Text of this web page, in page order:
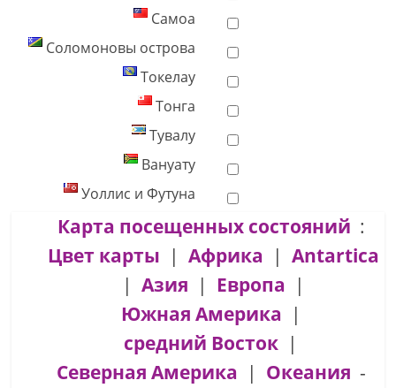
Самоа
Соломоновы острова
Токелау
Тонга
Тувалу
Вануату
Уоллис и Футуна
Карта посещенных состояний :
Цвет карты | Африка | Antartica
| Азия | Европа |
Южная Америка |
средний Восток |
Северная Америка | Океания -